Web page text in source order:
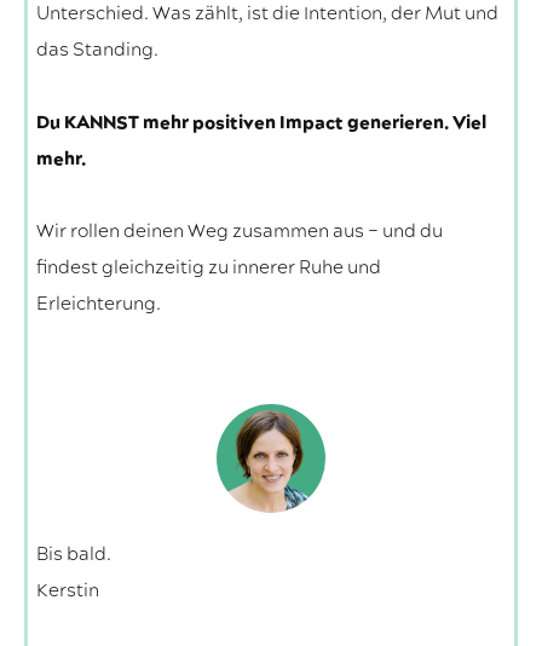
Unterschied. Was zählt, ist die Intention, der Mut und
das Standing.
Du KANNST mehr positiven Impact generieren. Viel
mehr.
Wir rollen deinen Weg zusammen aus – und du
findest gleichzeitig zu innerer Ruhe und
Erleichterung.
Bis bald.
Kerstin